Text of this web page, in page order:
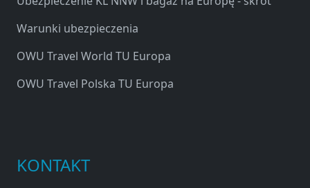
Warunki ubezpieczenia
OWU Travel World TU Europa
OWU Travel Polska TU Europa
KONTAKT